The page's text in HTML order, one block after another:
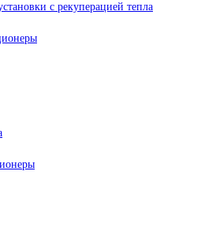
с рекуперацией тепла